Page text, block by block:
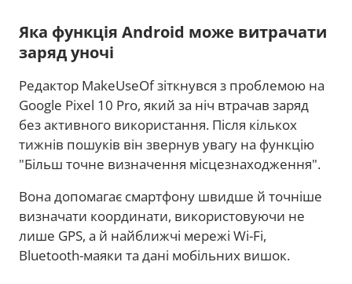
Яка функція Android може витрачати
заряд уночі
Редактор MakeUseOf зіткнувся з проблемою на
Google Pixel 10 Pro, який за ніч втрачав заряд
без активного використання. Після кількох
тижнів пошуків він звернув увагу на функцію
"Більш точне визначення місцезнаходження".
Вона допомагає смартфону швидше й точніше
визначати координати, використовуючи не
лише GPS, а й найближчі мережі Wi-Fi,
Bluetooth-маяки та дані мобільних вишок.